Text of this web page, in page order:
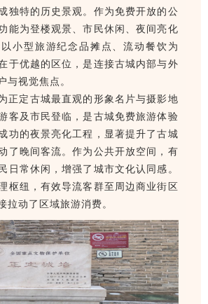
独特的历史景观。作为免费开放的公
能为登楼观景、市民休闲、夜间亮化
小型旅游纪念品摊点、流动餐饮为
于优越的区位，是连接古城内部与外
与视觉焦点。
正定古城最直观的形象名片与摄影地
客及市民登临，是古城免费旅游体验
功的夜景亮化工程，显著提升了古城
了晚间客流。作为公共开放空间，有
日常休闲，增强了城市文化认同感。
枢纽，有效导流客群至周边商业街区
拉动了区域旅游消费。